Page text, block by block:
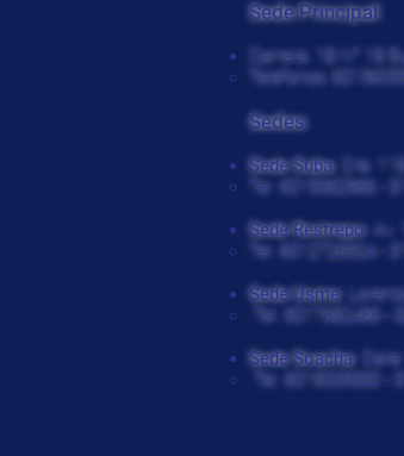
Sede Principal:
Carrera. 18 N° 18
Teléfonos:
Sedes:
Sede Suba: Cra.
Tel: 6015362966 -
Sede Restrepo: Av.
Tel: 6012726924 -
Sede Usme:
Tel: 6017682486 -
Sede Soacha:
Tel: 6019009330 -